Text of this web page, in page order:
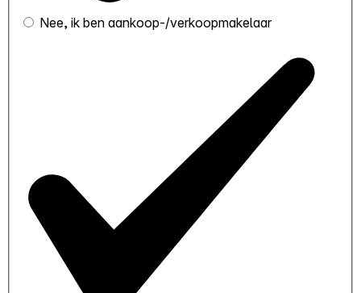
Nee, ik ben aankoop-/verkoopmakelaar